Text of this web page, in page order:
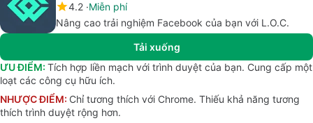
4.2 Miễn phí
Nâng cao trải nghiệm Facebook của bạn với L.O.C.
Tải xuống
ƯU ĐIỂM: Tích hợp liền mạch với trình duyệt của bạn. Cung cấp một
loạt các công cụ hữu ích.
NHƯỢC ĐIỂM: Chỉ tương thích với Chrome. Thiếu khả năng tương
thích trình duyệt rộng hơn.